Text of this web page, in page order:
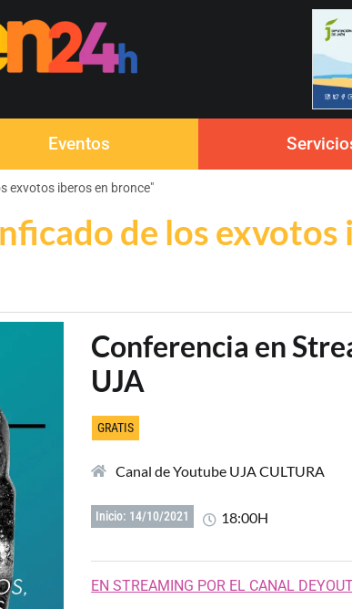
Eventos
de los exvotos
exvotos iberos en bronce"
Conferencia en
UJA
GRATIS
Canal de Youtube UJA CULTURA
Inicio: 14/10/2021 18:00H
EN STREAMING POR EL CANAL